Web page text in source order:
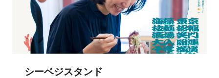
シーベジスタンド